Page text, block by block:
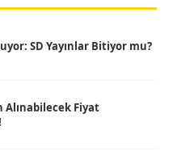
SD Yayınlar Bitiyor mu?
Alınabilecek Fiyat